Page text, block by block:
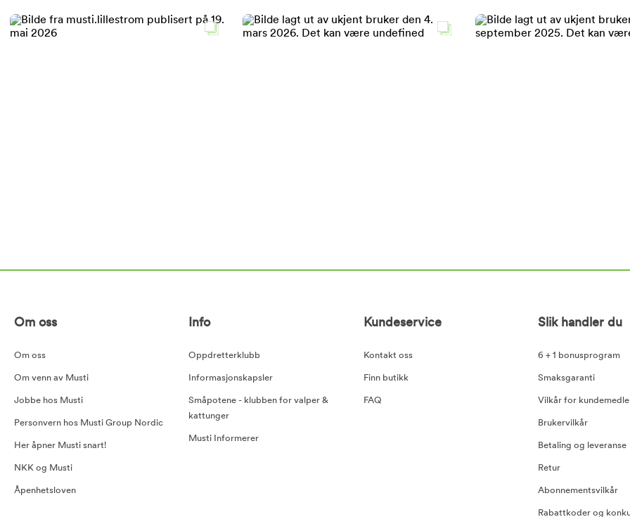
Om oss
Om oss
Om venn av Musti
Jobbe hos Musti
Personvern hos Musti Group Nordic
Her åpner Musti snart!
NKK og Musti
Åpenhetsloven
Info
Oppdretterklubb
Informasjonskapsler
Småpotene - klubben for valper &
kattunger
Musti Informerer
Kundeservice
Kontakt oss
Finn butikk
FAQ
Slik handler du
6 + 1 bonusprogram
Smaksgaranti
Vilkår for
Brukervilkår
Betaling og leveranse
Retur
Abonnementsvilkår
Rabattkoder og